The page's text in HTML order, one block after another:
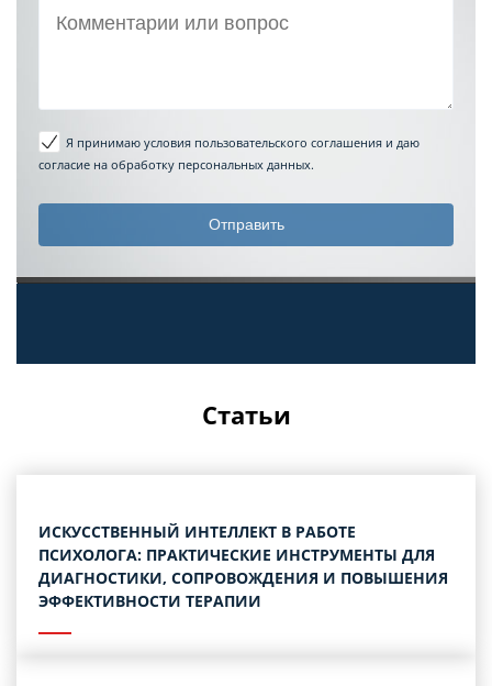
Я принимаю условия пользовательского соглашения и даю
согласие на обработку персональных данных.
Статьи
ИСКУССТВЕННЫЙ ИНТЕЛЛЕКТ В РАБОТЕ
ПСИХОЛОГА: ПРАКТИЧЕСКИЕ ИНСТРУМЕНТЫ ДЛЯ
ДИАГНОСТИКИ, СОПРОВОЖДЕНИЯ И ПОВЫШЕНИЯ
ЭФФЕКТИВНОСТИ ТЕРАПИИ